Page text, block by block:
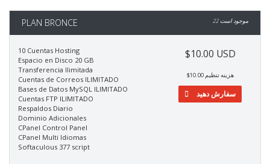
PLAN BRONCE 22 موجود است
10 Cuentas Hosting
Espacio en Disco 20 GB
Transferencia Ilimitada
Cuentas de Correos ILIMITADO
Bases de Datos MySQL ILIMITADO
Cuentas FTP ILIMITADO
Respaldos Diario
Dominio Adicionales
CPanel Control Panel
CPanel Multi Idiomas
Softaculous 377 script
$10.00 USD
$10.00 هزینه تنظیم
سفارش دهید